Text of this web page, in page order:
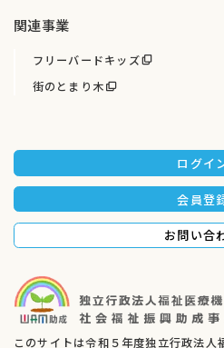
関連事業
フリーバードキッズ
街のとまり木
ログイ
会員登
お問い合
このサイトは令和５年度独立行政法人